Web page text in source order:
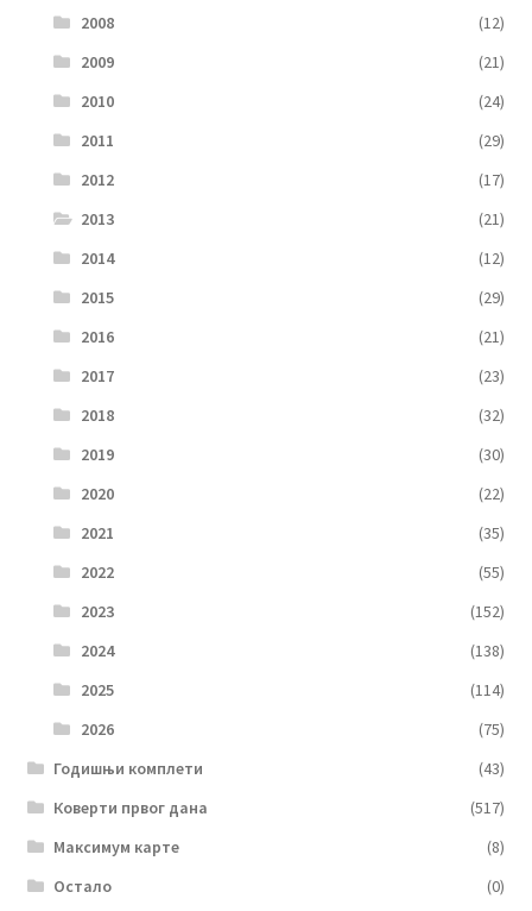
2008
(12)
2009
(21)
2010
(24)
2011
(29)
2012
(17)
2013
(21)
2014
(12)
2015
(29)
2016
(21)
2017
(23)
2018
(32)
2019
(30)
2020
(22)
2021
(35)
2022
(55)
2023
(152)
2024
(138)
2025
(114)
2026
(75)
Годишњи комплети
(43)
Коверти првог дана
(517)
Максимум карте
(8)
Остало
(0)